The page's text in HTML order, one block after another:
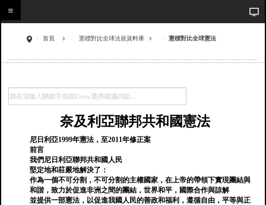
首頁 憲標對比全球法規資料庫 憲標對比全球憲法
奈及利亞聯邦共和國憲法
尼日利亞1999年憲法，至2011年修正案
前言
我們尼日利亞聯邦共和國人民
堅定地和莊嚴地解決了：
作為一個不可分割，不可分割的主權國家，在上帝的帶領下實現團結與
和諧，致力於促進非洲之間的團結，世界和平，國際合作與諒解
並提供一部憲法，以促進我國人民的善政和福利，遵循自由，平等與正